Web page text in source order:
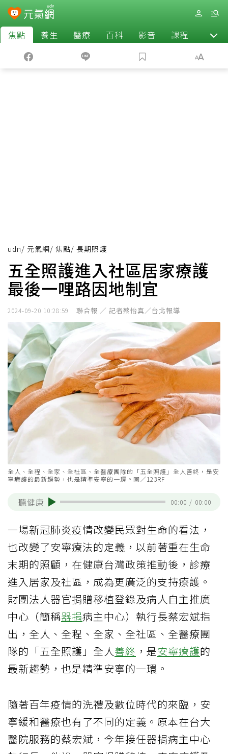
焦點 養生 醫療 百科 影音 課程 退休
udn/ 元氣網/ 焦點/ 長期照護
五全照護進入社區居家療護
最後一哩路因地制宜
2024-09-20 10:28:59 聯合報 ／ 記者蔡怡真／台北報導
全人、全程、全家、全社區、全醫療團隊的「五全照護」全人善終，是安
寧療護的最新趨勢，也是精準安寧的一環。圖／123RF
聽健康 00:00 / 00:00
一場新冠肺炎疫情改變民眾對生命的看法，
也改變了安寧療法的定義，以前著重在生命
末期的照顧，在健康台灣政策推動後，診療
進入居家及社區，成為更廣泛的支持療護。
財團法人器官捐贈移植登錄及病人自主推廣
中心（簡稱器捐病主中心）執行長蔡宏斌指
出，全人、全程、全家、全社區、全醫療團
隊的「五全照護」全人善終 ，是安寧療護的
最新趨勢，也是精準安寧的一環。
隨著百年疫情的洗禮及數位時代的來臨，安
寧緩和醫療也有了不同的定義。原本在台大
醫院服務的蔡宏斌，今年接任器捐病主中心